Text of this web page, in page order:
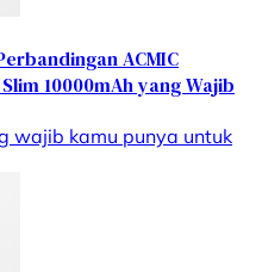
ACMIC
10000mAh yang Wajib
wajib kamu punya untuk